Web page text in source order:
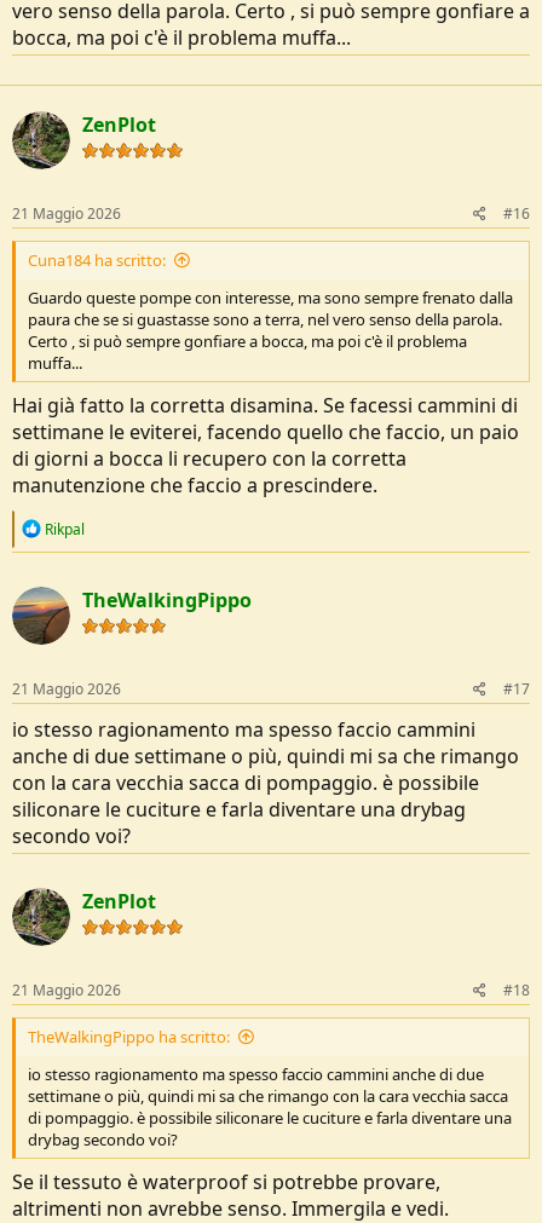
vero senso della parola. Certo , si può sempre gonfiare a
bocca, ma poi c'è il problema muffa...
ZenPlot
21 Maggio 2026 #16
Cuna184 ha scritto:
Guardo queste pompe con interesse, ma sono sempre frenato dalla
paura che se si guastasse sono a terra, nel vero senso della parola.
Certo , si può sempre gonfiare a bocca, ma poi c'è il problema
muffa...
Hai già fatto la corretta disamina. Se facessi cammini di
settimane le eviterei, facendo quello che faccio, un paio
di giorni a bocca li recupero con la corretta
manutenzione che faccio a prescindere.
R
c
t
i
o
s
:
Rikpal
TheWalkingPippo
21 Maggio 2026 #17
io stesso ragionamento ma spesso faccio cammini
anche di due settimane o più, quindi mi sa che rimango
con la cara vecchia sacca di pompaggio. è possibile
siliconare le cuciture e farla diventare una drybag
secondo voi?
ZenPlot
21 Maggio 2026 #18
TheWalkingPippo ha scritto:
io stesso ragionamento ma spesso faccio cammini anche di due
settimane o più, quindi mi sa che rimango con la cara vecchia sacca
di pompaggio. è possibile siliconare le cuciture e farla diventare una
drybag secondo voi?
Se il tessuto è waterproof si potrebbe provare,
altrimenti non avrebbe senso. Immergila e vedi.